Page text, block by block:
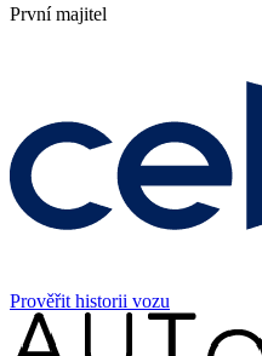
První majitel
Prověřit historii vozu